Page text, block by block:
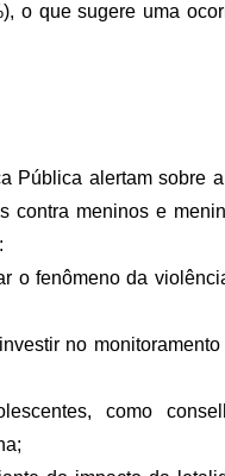
o que sugere uma
Pública alertam sobre
contra meninos e
o fenômeno da
no
como